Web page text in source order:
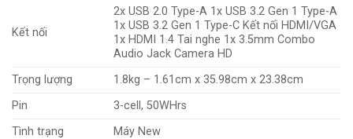
Kết nối
2x USB 2.0 Type-A 1x USB 3.2 Gen 1 Type-A
1x USB 3.2 Gen 1 Type-C Kết nối HDMI/VGA
1x HDMI 1.4 Tai nghe 1x 3.5mm Combo
Audio Jack Camera HD
Trọng lượng
1.8kg – 1.61cm x 35.98cm x 23.38cm
Pin
3-cell, 50WHrs
Tình trạng
Máy New